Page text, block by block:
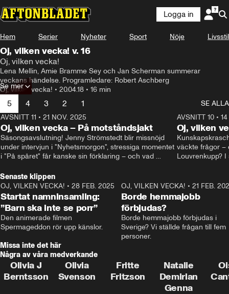
Logga in
Hem Serier Nyheter Sport Nöje Livsstil
Oj, vilken vecka! v. 16
Oj, vilken vecka!
Lena Mellin, Amie Bramme Sey och Jan Scherman summerar
veckans händelse. Programledare: Robert Aschberg
Oj, vilken vecka! • 20.04.18 • 16 min
Se mer
5 4 3 2 1
SE ALLA
AVSNITT 11 • 21 NOV. 2025
Oj, vilken vecka – På motståndsjakt
Säsongsavslutning! Jenny Strömstedt blir missnöjd
under intervjun i "Nyhetsmorgon", stressiga momentet
i "På spåret" får kanske sin förklaring – och vad
Cantwell och Karin Pettersson.
AVSNITT 10•
Oj, vilken
väckte frågor –
Louvrenkupp?
Senaste klippen
2:40
OJ, VILKEN VECKA! • 28 FEB. 2025
Startat namninsamling:
”Barn ska inte se porr”
Den animerade filmen
Spermageddon rör upp känslor.
OJ, VILKEN VECKA! • 21 FEB.
Borde hemmajobb
förbjudas?
Borde hemmajobb förbjudas i
Sverige? Vi ställde frågan till fem
personer.
Missa inte det här
Några av våra medverkande
Olivia J
Berntsson
Olivia
Svenson
Fritte
Fritzson
Natalie
Demirian
Genna